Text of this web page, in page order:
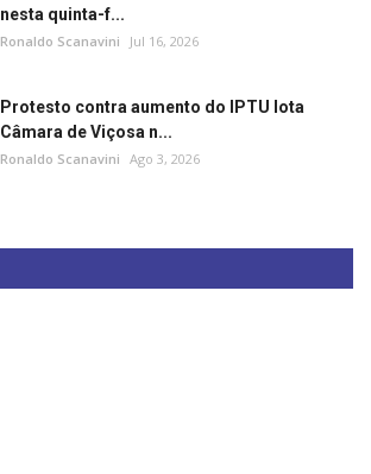
nesta quinta-f...
Ronaldo Scanavini Jul 16, 2026
Protesto contra aumento do IPTU lota
Câmara de Viçosa n...
Ronaldo Scanavini Ago 3, 2026